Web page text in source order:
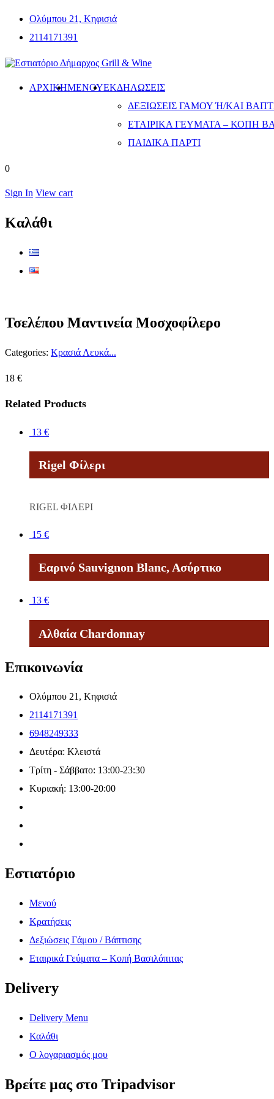
Ολύμπου 21, Κηφισιά
2114171391
ΑΡΧΙΚΗΜΕΝΟΎΕΚΔΗΛΏΣΕΙΣ
ΔΕΞΙΏΣΕΙΣ ΓΆΜΟΥ Ή/ΚΑΙ
ΕΤΑΙΡΙΚΆ ΓΕΎΜΑΤΑ – ΚΟΠΉ
ΠΑΙΔΙΚΆ ΠΆΡΤΙ
0
Sign In View cart
Καλάθι
Τσελέπου Μαντινεία Μοσχοφίλερο
Categories: Κρασιά Λευκά...
18 €
Related Products
13 €
Rigel Φίλερι
RIGEL ΦΙΛΕΡΙ
15 €
Εαρινό Sauvignon Blanc, Aσύρτικο
13 €
Αλθαία Chardonnay
Επικοινωνία
Ολύμπου 21, Κηφισιά
2114171391
6948249333
Δευτέρα: Κλειστά
Τρίτη - Σάββατο: 13:00-23:30
Κυριακή: 13:00-20:00
Εστιατόριο
Μενού
Κρατήσεις
Δεξιώσεις Γάμου / Βάπτισης
Εταιρικά Γεύματα – Κοπή Βασιλόπιτας
Delivery
Delivery Menu
Καλάθι
Ο λογαριασμός μου
Βρείτε μας στο Tripadvisor